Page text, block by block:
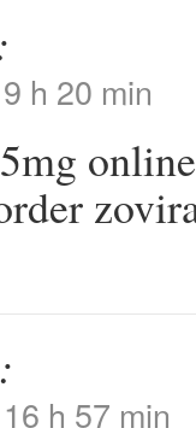
h 20 min
h 57 min